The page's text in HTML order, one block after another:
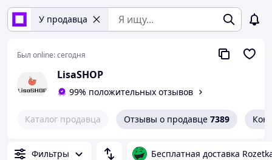
У продавца
Был online:сегодня
LisaSHOP
99% положительных отзывов
Каталог продавца Отзывы о продавце 7389
Фильтры Бесплатная доставка